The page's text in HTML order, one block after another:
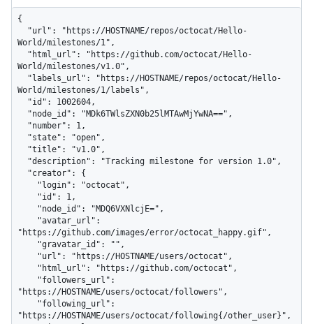
{
World/milestones/1",
World/milestones/v1.0",
World/milestones/1/labels",
"https://github.com/images/error/octocat_happy.gif",
"https://HOSTNAME/users/octocat/followers",
"https://HOSTNAME/users/octocat/following{/other_user}",